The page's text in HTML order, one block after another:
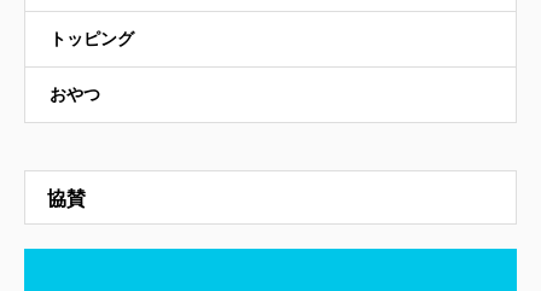
トッピング
おやつ
協賛